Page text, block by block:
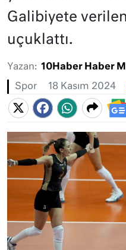
Galibiyete
uçuklattı.
Yazan: 10Haber Haber
Spor 18 Kasım 2024